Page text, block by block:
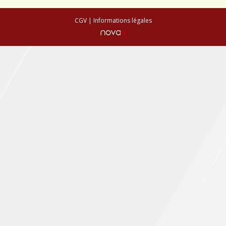
Conseils de plantation
CGV| Informations légales